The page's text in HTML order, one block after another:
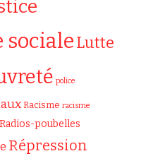
socialeLutte
police
Racisme racisme
Radios-poubelles
Répression